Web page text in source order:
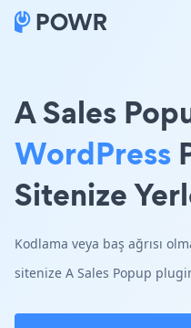
A Sales
WordPress
Sitenize
Kodlama veya baş ağrısı
sitenize A Sales Popup